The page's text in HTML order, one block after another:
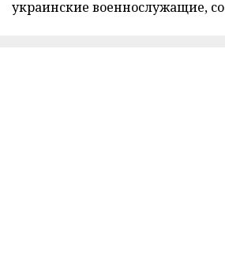
украинские военнослужащие,